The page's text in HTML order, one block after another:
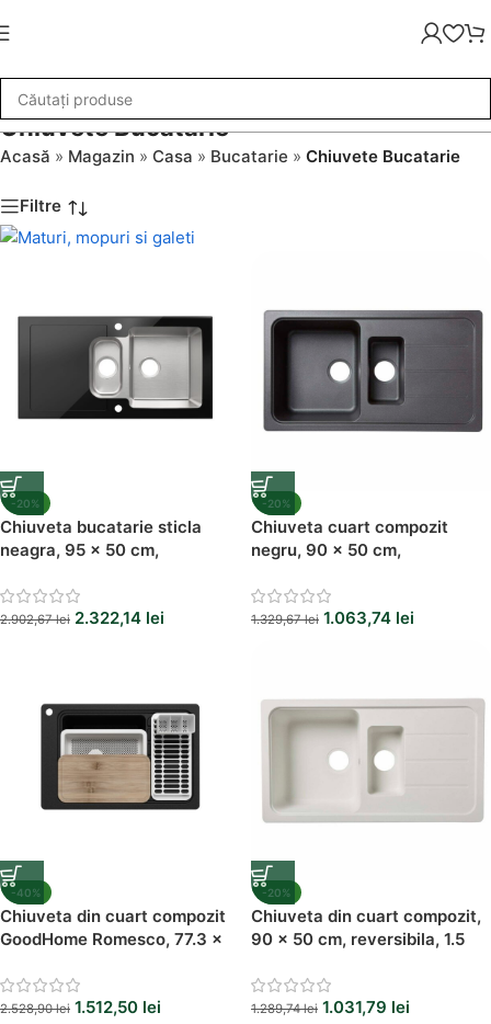
Chiuvete Bucatarie
Acasă » Magazin » Casa » Bucatarie » Chiuvete Bucatarie
Filtre
-20%
Chiuveta bucatarie sticla
neagra, 95 x 50 cm,
2.902,67lei 2.322,14 lei
-20%
Chiuveta cuart compozit
negru, 90 x 50 cm,
mm, culoare negru metalic
1.329,67lei 1.063,74 lei
-40%
Chiuveta din cuart compozit
GoodHome Romesco, 77.3 x
2.528,90lei 1.512,50 lei
-20%
Chiuveta din cuart compozit,
90 x 50 cm, reversibila, 1.5
culoare alb
1.289,74lei 1.031,79 lei